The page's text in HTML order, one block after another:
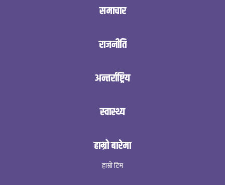
समाचार
राजनीति
अन्तर्राष्ट्रिय
स्वास्थ्य
हाम्रो बारेमा
हाम्रो टिम